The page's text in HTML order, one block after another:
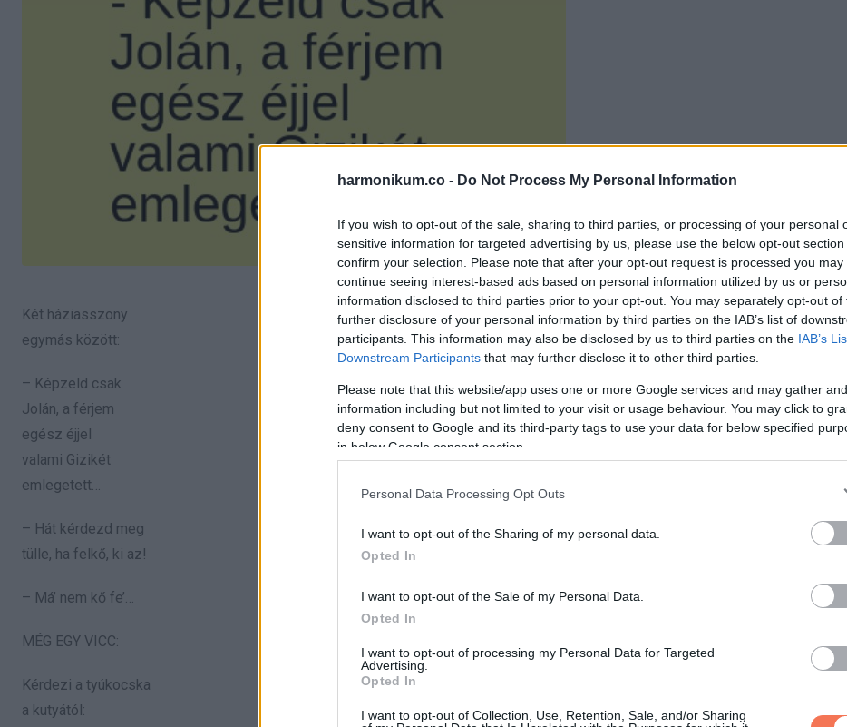
harmonikum.co - Do Not Process My Personal Information
If you wish to opt-out of the sale, sharing to third parties, or processing of your personal
sensitive information for targeted advertising by us, please use the below opt-out section
confirm your selection. Please note that after your opt-out request is processed you may
continue seeing interest-based ads based on personal information utilized by us or
information disclosed to third parties prior to your opt-out. You may separately opt-out of
further disclosure of your personal information by third parties on the IAB’s list of
participants. This information may also be disclosed by us to third parties on the IAB’s
Downstream Participants that may further disclose it to other third parties.
Please note that this website/app uses one or more Google services and may gather
information including but not limited to your visit or usage behaviour. You may click to
deny consent to Google and its third-party tags to use your data for below specified
in below Google consent section.
Personal Data Processing Opt Outs
I want to opt-out of the Sharing of my personal data.
Opted In
I want to opt-out of the Sale of my Personal Data.
Opted In
I want to opt-out of processing my Personal Data for Targeted
Advertising.
Opted In
I want to opt-out of Collection, Use, Retention, Sale, and/or Sharing
Két háziasszony
egymás között:
– Képzeld csak
Jolán, a férjem
egész éjjel
valami Gizikét
emlegetett…
– Hát kérdezd meg
tülle, ha felkő, ki az!
– Má’ nem kő fe’…
MÉG EGY VICC:
Kérdezi a tyúkocska
a kutyától: